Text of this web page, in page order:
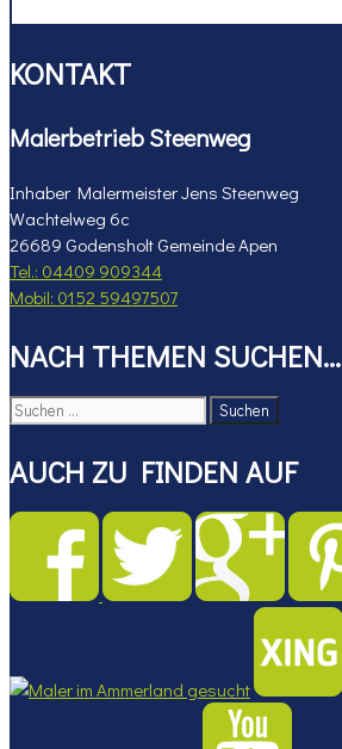
KONTAKT
Malerbetrieb Steenweg
Inhaber Malermeister Jens Steenweg
Wachtelweg 6c
26689 Godensholt Gemeinde Apen
Tel.: 04409 909344
Mobil: 0152 59497507
NACH THEMEN SUCHEN…
Suchen
AUCH ZU FINDEN AUF